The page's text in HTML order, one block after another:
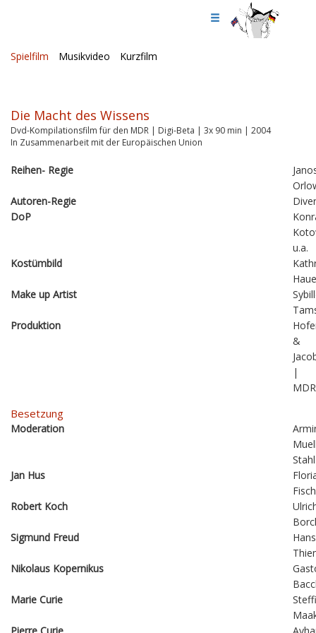
Spielfilm Musikvideo Kurzfilm
Die Macht des Wissens
Dvd-Kompilationsfilm für den MDR | Digi-Beta | 3x 90 min | 2004
In Zusammenarbeit mit der Europäischen Union
Reihen- Regie
Autoren-Regie
DoP
u.a.
Kostümbild
Make up Artist
Produktion
&
|
MDR
Besetzung
Moderation
Stahl
Jan Hus
Robert Koch
Sigmund Freud
Hans
Nikolaus Kopernikus
Marie Curie
Steffi